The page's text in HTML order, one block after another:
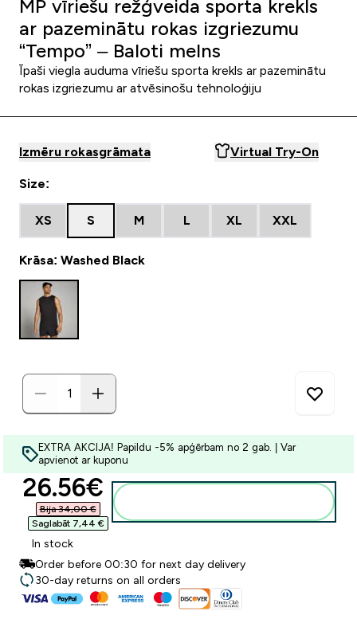
MP vīriešu režģveida sporta krekls
ar pazeminātu rokas izgriezumu
“Tempo” – Baloti melns
Īpaši viegla auduma vīriešu sporta krekls ar pazeminātu
rokas izgriezumu ar atvēsinošu tehnoloģiju
Izmēru rokasgrāmata Virtual Try-On
Size:
XS S M L XL XXL
Krāsa: Washed Black
EXTRA AKCIJA! Papildu -5% apģērbam no 2 gab. | Var
apvienot ar kuponu
discounted price
26.56€‎
Bija 34,00 €‎
Saglabāt 7,44 €‎
In stock
Order before 00:30 for next day delivery
30-day returns on all orders